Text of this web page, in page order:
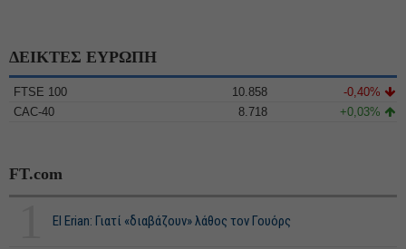
ΔΕΙΚΤΕΣ ΕΥΡΩΠΗ
FTSE 100 10.858
-0,40%
CAC-40
8.718 +0,03%
FT.com
El Erian: Γιατί «διαβάζουν» λάθος τον Γουόρς